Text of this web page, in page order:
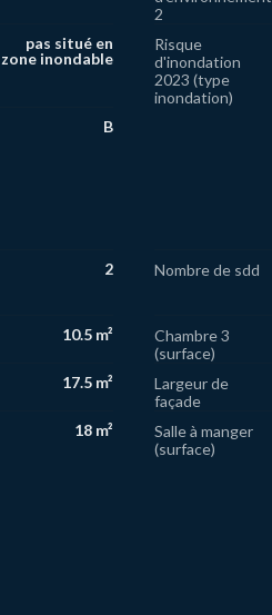
2
pas situé en
zone inondable
Risque
d'inondation
2023 (type
inondation)
B
2 Nombre de sdd
10.5 m²
Chambre 3
(surface)
17.5 m²
Largeur de
façade
18 m²
Salle à manger
(surface)